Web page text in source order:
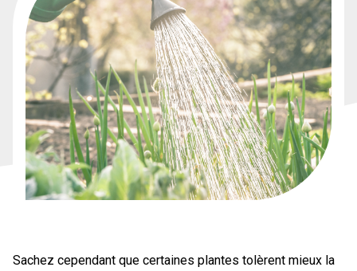
Sachez cependant que certaines plantes tolèrent mieux la